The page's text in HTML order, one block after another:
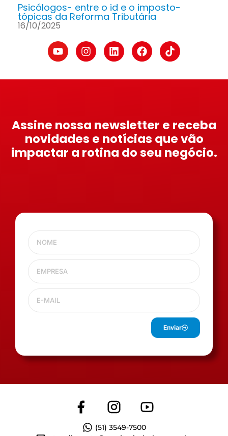
Psicólogos- entre o id e o imposto-
tópicas da Reforma Tributária
16/10/2025
Assine nossa newsletter e receba
novidades e notícias que vão
impactar a rotina do seu negócio.
Enviar
(51) 3549-7500